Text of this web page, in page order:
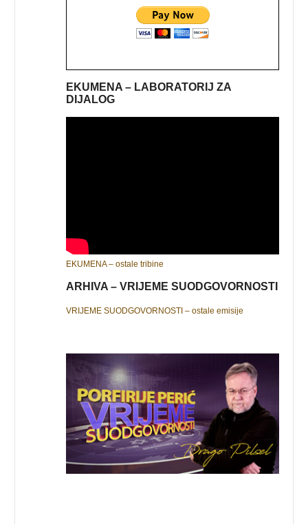
EKUMENA – LABORATORIJ ZA
DIJALOG
EKUMENA – ostale tribine
ARHIVA – VRIJEME SUODGOVORNOSTI
VRIJEME SUODGOVORNOSTI – ostale emisije